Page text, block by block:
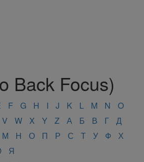
Back Focus)
F G H I J K L M N
O
V W X Y Z А Б В Г
Д
М Н О П Р С Т У Ф
Х
Я